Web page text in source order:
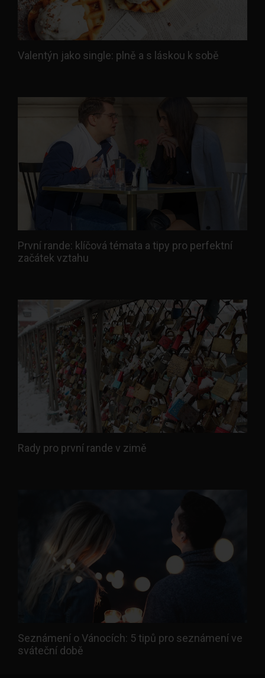
Valentýn jako single: plně a s láskou k sobě
První rande: klíčová témata a tipy pro perfektní
začátek vztahu
Rady pro první rande v zimě
Seznámení o Vánocích: 5 tipů pro seznámení ve
sváteční době